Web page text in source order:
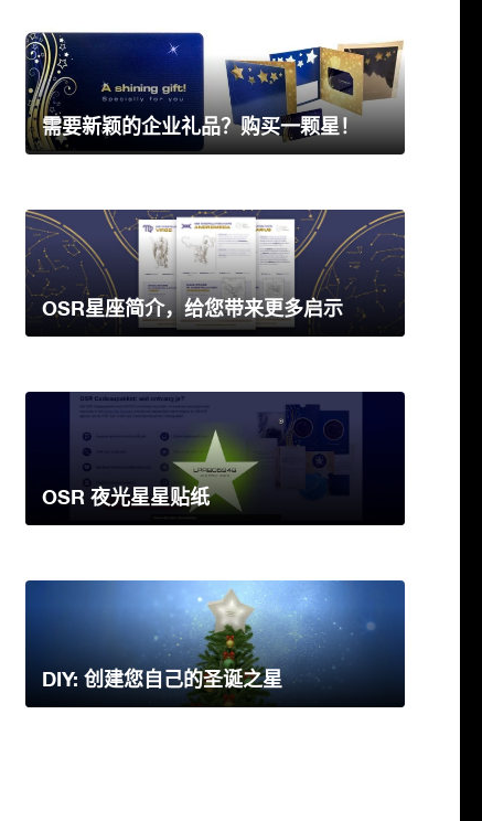
需要新颖的企业礼品？购买一颗星！
OSR星座简介，给您带来更多启示
OSR 夜光星星贴纸
DIY: 创建您自己的圣诞之星